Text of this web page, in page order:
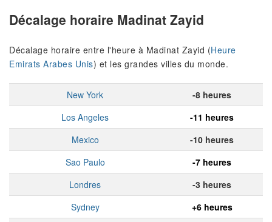
Décalage horaire Madinat Zayid
Décalage horaire entre l'heure à Madinat Zayid (Heure
Emirats Arabes Unis) et les grandes villes du monde.
New York
-8 heures
Los Angeles
-11 heures
Mexico
-10 heures
Sao Paulo
-7 heures
Londres
-3 heures
Sydney
+6 heures